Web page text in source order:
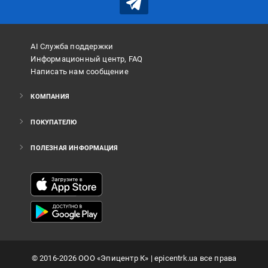
AI Служба поддержки
Информационный центр, FAQ
Написать нам сообщение
КОМПАНИЯ
ПОКУПАТЕЛЮ
ПОЛЕЗНАЯ ИНФОРМАЦИЯ
©2016-2026ООО «Эпицентр К» | epicentrk.ua все права